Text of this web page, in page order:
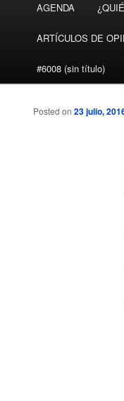
AGENDA
ARTÍCULOS DE
#6008 (sin título)
Posted on 23 julio,